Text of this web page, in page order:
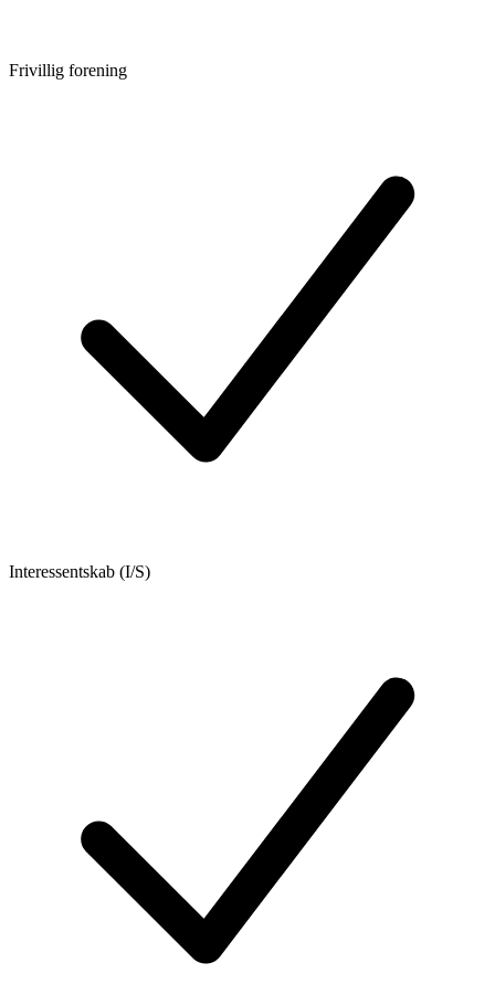
Frivillig forening
Interessentskab (I/S)